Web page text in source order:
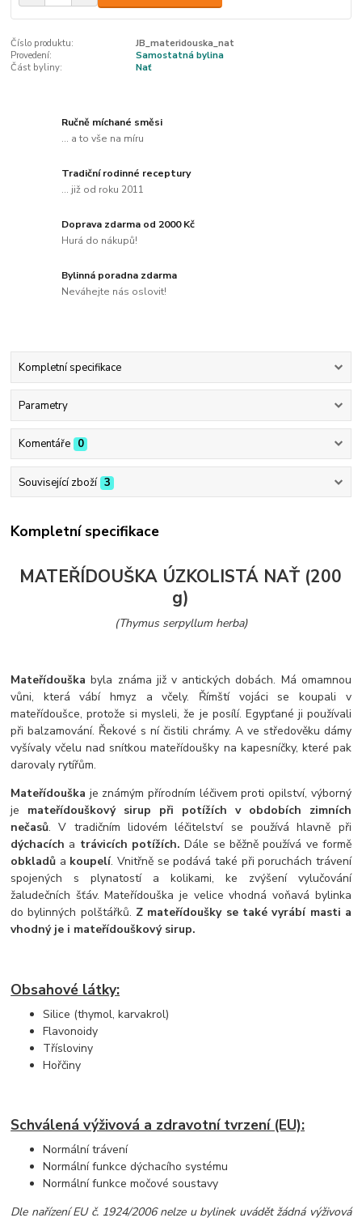
Číslo produktu:
JB_materidouska_nat
Provedení:
Samostatná bylina
Část byliny:
Nať
Ručně míchané směsi
... a to vše na míru
Tradiční rodinné receptury
... již od roku 2011
Doprava zdarma od 2000 Kč
Hurá do nákupů!
Bylinná poradna zdarma
Neváhejte nás oslovit!
Kompletní specifikace
Parametry
Komentáře 0
Související zboží 3
Kompletní specifikace
MATEŘÍDOUŠKA ÚZKOLISTÁ NAŤ (200
g)
(Thymus serpyllum herba)
Mateřídouškabyla známa již v antických dobách. Má omamnou
vůni, která vábí hmyz a včely. Římští vojáci se koupali v
mateřídoušce, protože si mysleli, že je posílí. Egypťané ji používali
při balzamování. Řekové s ní čistili chrámy. A ve středověku dámy
vyšívaly včelu nad snítkou mateřídoušky na kapesníčky, které pak
darovaly rytířům.
Mateřídouška je známým přírodním léčivem proti opilství, výborný
je mateřídouškový sirup při potížích v obdobích zimních
nečasů. V tradičním lidovém léčitelství se používá hlavně při
dýchacích a trávicích potížích.Dále se běžně používá ve formě
obkladů a koupelí. Vnitřně se podává také při poruchách trávení
spojených s plynatostí a kolikami, ke zvýšení vylučování
žaludečních šťáv. Mateřídouška je velice vhodná voňavá bylinka
do bylinných polštářků. Z mateřídoušky se také vyrábí masti a
vhodný je i mateřídouškový sirup.
Obsahové látky:
Silice (thymol, karvakrol)
Flavonoidy
Třísloviny
Hořčiny
Schválená výživová a zdravotní tvrzení (EU):
Normální trávení
Normální funkce dýchacího systému
Normální funkce močové soustavy
Dle nařízení EU č. 1924/2006 nelze u bylinek uvádět žádná výživová